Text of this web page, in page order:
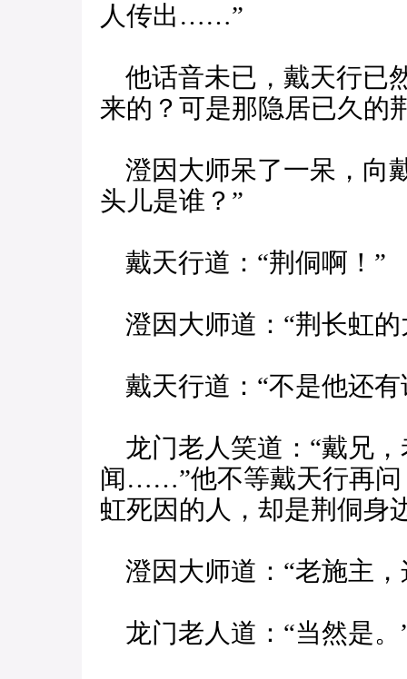
人传出……”
他话音未已，戴天行已
来的？可是那隐居已久的
澄因大师呆了一呆，向
头儿是谁？”
戴天行道：“荆侗啊！”
澄因大师道：“荆长虹的
戴天行道：“不是他还有
龙门老人笑道：“戴兄
闻……”他不等戴天行再问
虹死因的人，却是荆侗身
澄因大师道：“老施主
龙门老人道：“当然是。